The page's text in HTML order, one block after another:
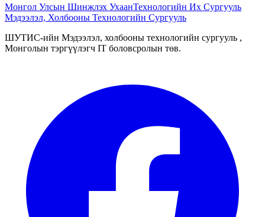
Монгол Улсын Шинжлэх УхаанТехнологийн Их Сургууль
Мэдээлэл, Холбооны Технологийн Сургууль
ШУТИС-ийн Мэдээлэл, холбооны технологийн сургууль ,
Монголын тэргүүлэгч IT боловсролын төв.